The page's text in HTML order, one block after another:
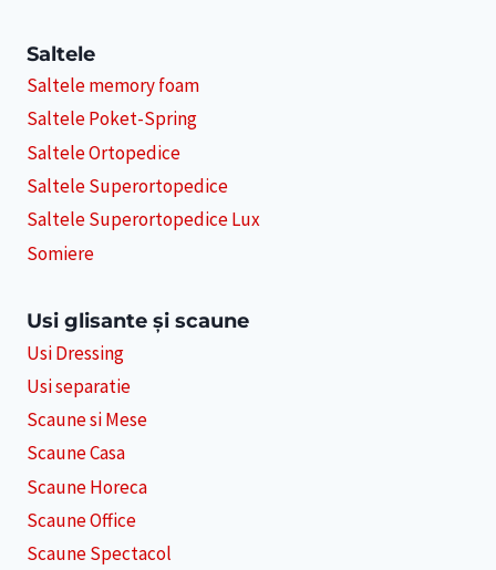
Saltele
Saltele memory foam
Saltele Poket-Spring
Saltele Ortopedice
Saltele Superortopedice
Saltele Superortopedice Lux
Somiere
Usi glisante și scaune
Usi Dressing
Usi separatie
Scaune si Mese
Scaune Casa
Scaune Horeca
Scaune Office
Scaune Spectacol